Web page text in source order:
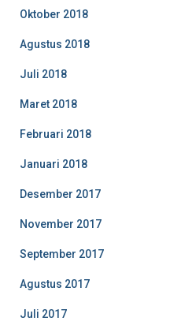
Oktober 2018
Agustus 2018
Juli 2018
Maret 2018
Februari 2018
Januari 2018
Desember 2017
November 2017
September 2017
Agustus 2017
Juli 2017